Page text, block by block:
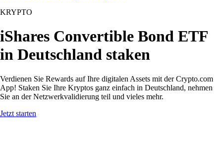
KRYPTO
iShares Convertible Bond ETF
in Deutschland staken
Verdienen Sie Rewards auf Ihre digitalen Assets mit der Crypto.com
App! Staken Sie Ihre Kryptos ganz einfach in Deutschland, nehmen
Sie an der Netzwerkvalidierung teil und vieles mehr.
Jetzt starten